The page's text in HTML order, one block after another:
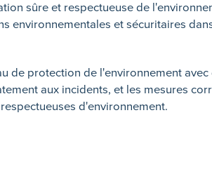
sûre et respectueuse de
environnementales et sécuritaires
de protection de l'environnement avec
aux incidents, et les mesures
d'environnement.